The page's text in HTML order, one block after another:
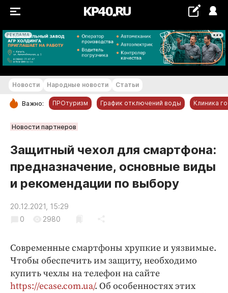
РЕКЛАМА
+16...+17 °С
РУБРИКИ
Новости компаний
Статьи
Народные новости
Авто и транспорт
Благоустройство
Культура
Недвижимость и ЖКХ
Образование
Новости Народные новости Статьи
Важно: ПРОтуризм График отключений воды Клиника
Новости партнеров
Защитный чехол для смартфона:
предназначение, основные виды
и рекомендации по выбору
20.12.2021, 15:29
0
2980
Современные смартфоны хрупкие и уязвимые.
Чтобы обеспечить им защиту, необходимо
купить чехлы на телефон на сайте
https://ecase.com.ua/. Об особенностях этих